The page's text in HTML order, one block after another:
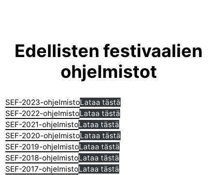
Edellisten festivaalien
ohjelmistot
SEF-2023-ohjelmistoLataa tästä
SEF-2022-ohjelmistoLataa tästä
SEF-2021-ohjelmistoLataa tästä
SEF-2020-ohjelmistoLataa tästä
SEF-2019-ohjelmistoLataa tästä
SEF-2018-ohjelmistoLataa tästä
SEF-2017-ohjelmistoLataa tästä